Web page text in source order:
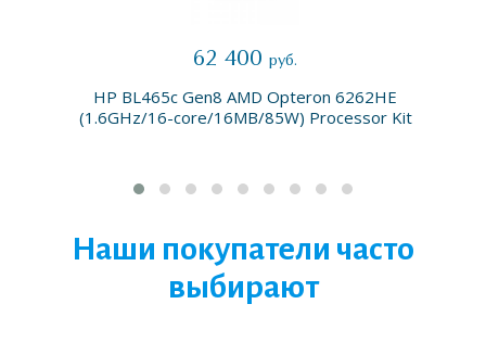
62 400 руб.
HP BL465c Gen8 AMD Opteron 6262HE
(1.6GHz/16-core/16MB/85W) Processor Kit
Наши покупатели часто
выбирают